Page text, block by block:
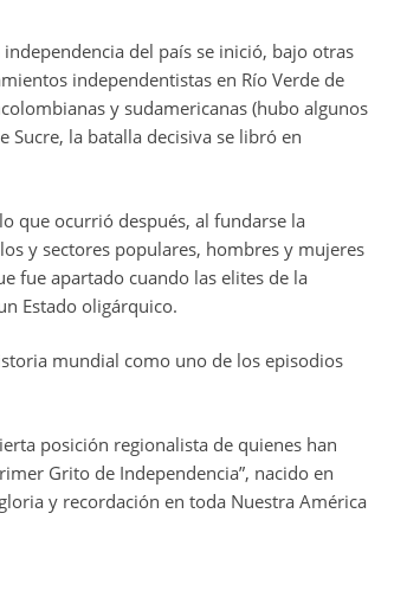
del país se inició, bajo otras
independentistas en Río Verde de
y sudamericanas (hubo algunos
Sucre, la batalla decisiva se libró en
que ocurrió después, al fundarse la
y sectores populares, hombres y mujeres
fue apartado cuando las elites de la
Estado oligárquico.
mundial como uno de los episodios
posición regionalista de quienes han
Grito de Independencia”, nacido en
y recordación en toda Nuestra América